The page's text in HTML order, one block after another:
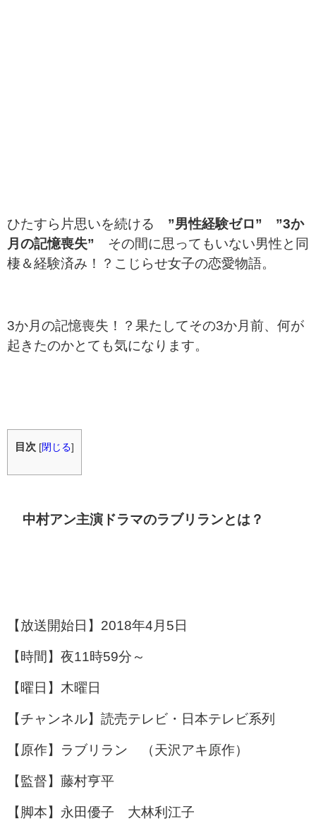
ひたすら片思いを続ける ”男性経験ゼロ” ”3か
月の記憶喪失” その間に思ってもいない男性と同
棲＆経験済み！？こじらせ女子の恋愛物語。
3か月の記憶喪失！？果たしてその3か月前、何が
起きたのかとても気になります。
目次 [閉じる]
中村アン主演ドラマのラブリランとは？
【放送開始日】2018年4月5日
【時間】夜11時59分～
【曜日】木曜日
【チャンネル】読売テレビ・日本テレビ系列
【原作】ラブリラン （天沢アキ原作）
【監督】藤村亨平
【脚本】永田優子 大林利江子